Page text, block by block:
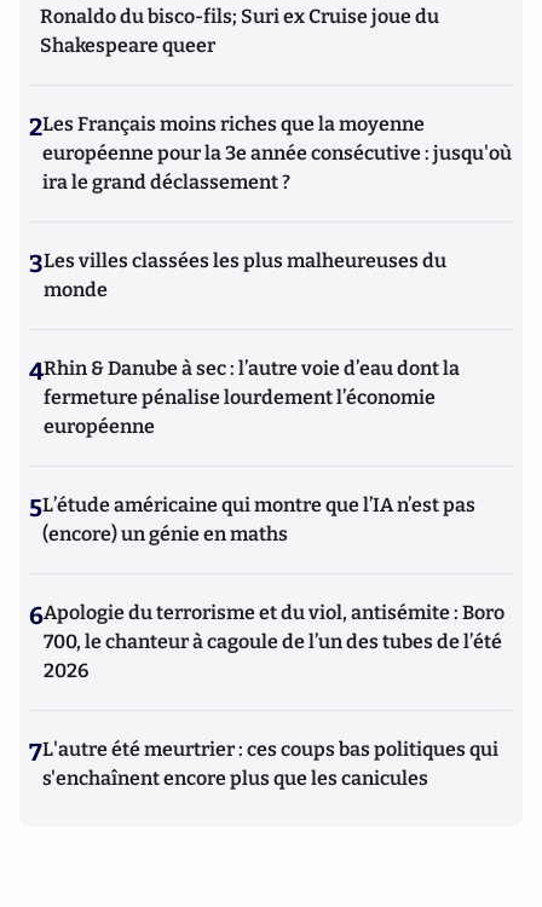
Ronaldo du bisco-fils; Suri ex Cruise joue du
Shakespeare queer
2Les Français moins riches que la moyenne
européenne pour la 3e année consécutive : jusqu'où
ira le grand déclassement ?
3Les villes classées les plus malheureuses du
monde
4Rhin & Danube à sec : l’autre voie d’eau dont la
fermeture pénalise lourdement l’économie
européenne
5L’étude américaine qui montre que l’IA n’est pas
(encore) un génie en maths
6Apologie du terrorisme et du viol, antisémite : Boro
700, le chanteur à cagoule de l’un des tubes de l’été
2026
7L'autre été meurtrier : ces coups bas politiques qui
s'enchaînent encore plus que les canicules